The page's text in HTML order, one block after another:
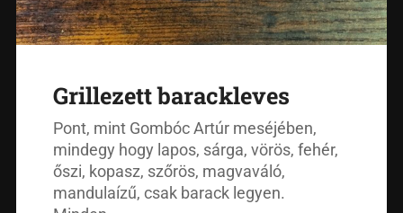
Grillezett barackleves
Pont, mint Gombóc Artúr meséjében,
mindegy hogy lapos, sárga, vörös, fehér,
őszi, kopasz, szőrös, magvaváló,
mandulaízű, csak barack legyen.